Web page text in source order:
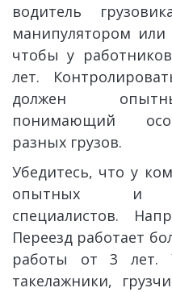
водитель
манипулятором или
чтобы у
лет.
должен
понимающий
разных грузов.
Убедитесь, что у
опытных и
специалистов.
Переезд работает
работы от 3 лет.
такелажники,